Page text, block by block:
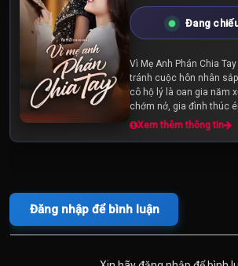
Đang
Vì Mẹ Anh Phán Chia
tránh cuộc hôn nhân
cô hộ lý là oan gia năm
chớm nở, gia đình thúc
"over hợp" để giữ mạng.
Xem thêm thông tin
Đăng nhập để bình luận